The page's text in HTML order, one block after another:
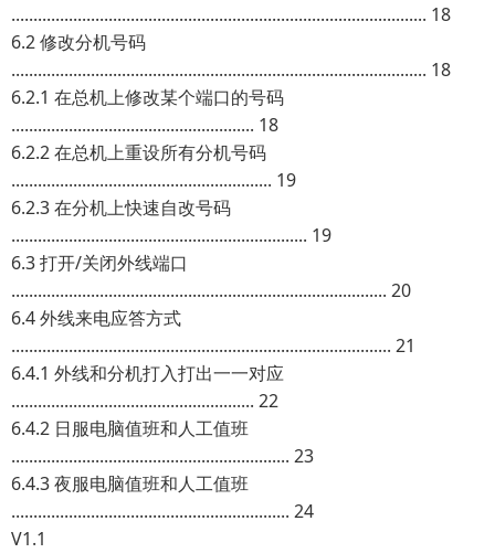
.............................................................................................. 18
6.2 修改分机号码
.............................................................................................. 18
6.2.1 在总机上修改某个端口的号码
....................................................... 18
6.2.2 在总机上重设所有分机号码
........................................................... 19
6.2.3 在分机上快速自改号码
................................................................... 19
6.3 打开/关闭外线端口
..................................................................................... 20
6.4 外线来电应答方式
...................................................................................... 21
6.4.1 外线和分机打入打出一一对应
....................................................... 22
6.4.2 日服电脑值班和人工值班
............................................................... 23
6.4.3 夜服电脑值班和人工值班
............................................................... 24
V1.1